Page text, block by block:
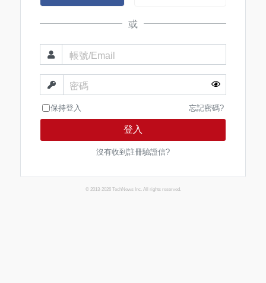
或
帳號/Email
密碼
保持登入 忘記密碼?
登入
沒有收到註冊驗證信?
© 2013-2026 TechNews Inc. All rights reserved.